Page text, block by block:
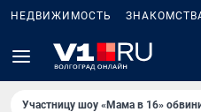
НЕДВИЖИМОСТЬ
Участницу шоу «Мама в 16»